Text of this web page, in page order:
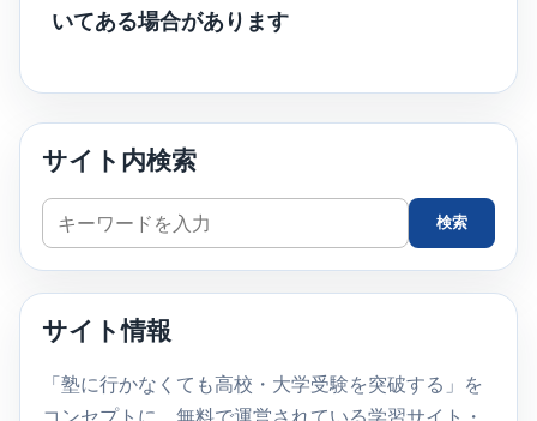
いてある場合があります
サイト内検索
サ
イ
ト
検
索
検索
サイト情報
「塾に行かなくても高校・大学受験を突破する」を